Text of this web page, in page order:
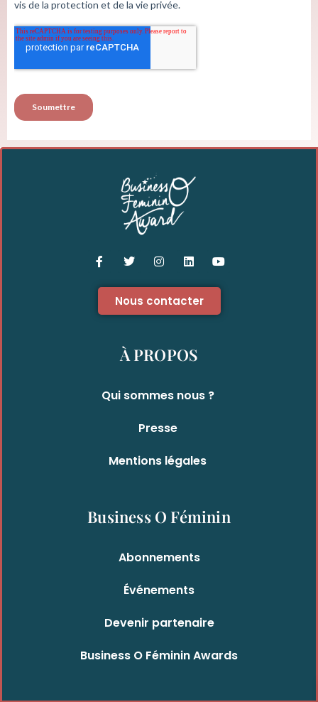
Nous contacter
À PROPOS
Qui sommes nous ?
Presse
Mentions légales
Business O Féminin
Abonnements
Événements
Devenir partenaire
Business O Féminin Awards